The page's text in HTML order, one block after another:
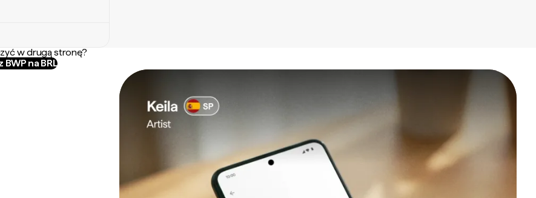
w drugą stronę?
BWP na BRL